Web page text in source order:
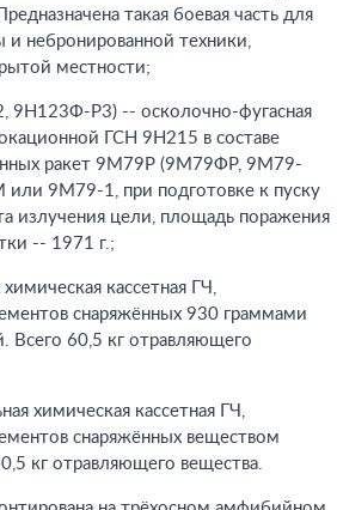
такая боевая часть для
небронированной техники,
местности;
Р3) -- осколочно-фугасная
ГСН 9Н215 в составе
ракет 9М79Р (9М79ФР, 9М79-
9М79-1, при подготовке к пуску
излучения цели, площадь поражения
-- 1971 г.;
кассетная ГЧ,
снаряжённых 930 граммами
Всего 60,5 кг отравляющего
химическая кассетная ГЧ,
снаряжённых веществом
кг отравляющего вещества.